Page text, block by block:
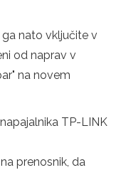
nato vključite v
od naprav v
na novem
TP-LINK
prenosnik, da